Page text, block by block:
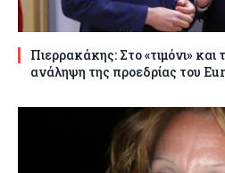
Πιερρακάκης: Στο «τιμόνι» και
ανάληψη της προεδρίας του